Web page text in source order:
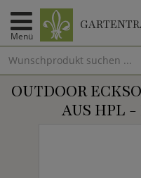
Menü
OUTDOOR
AUS HPL -